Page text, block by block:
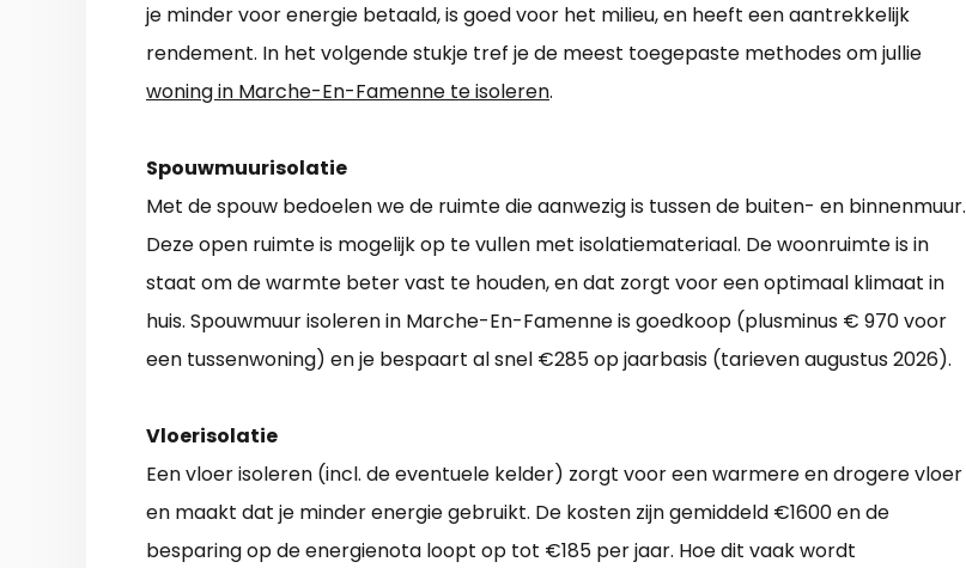
je minder voor energie betaald, is goed voor het milieu, en heeft een aantrekkelijk
rendement. In het volgende stukje tref je de meest toegepaste methodes om jullie
woning in Marche-En-Famenne te isoleren.
Spouwmuurisolatie
Met de spouw bedoelen we de ruimte die aanwezig is tussen de buiten- en binnenmuur.
Deze open ruimte is mogelijk op te vullen met isolatiemateriaal. De woonruimte is in
staat om de warmte beter vast te houden, en dat zorgt voor een optimaal klimaat in
huis. Spouwmuur isoleren in Marche-En-Famenne is goedkoop (plusminus € 970 voor
een tussenwoning) en je bespaart al snel €285 op jaarbasis (tarieven augustus 2026).
Vloerisolatie
Een vloer isoleren (incl. de eventuele kelder) zorgt voor een warmere en drogere vloer
en maakt dat je minder energie gebruikt. De kosten zijn gemiddeld €1600 en de
besparing op de energienota loopt op tot €185 per jaar. Hoe dit vaak wordt